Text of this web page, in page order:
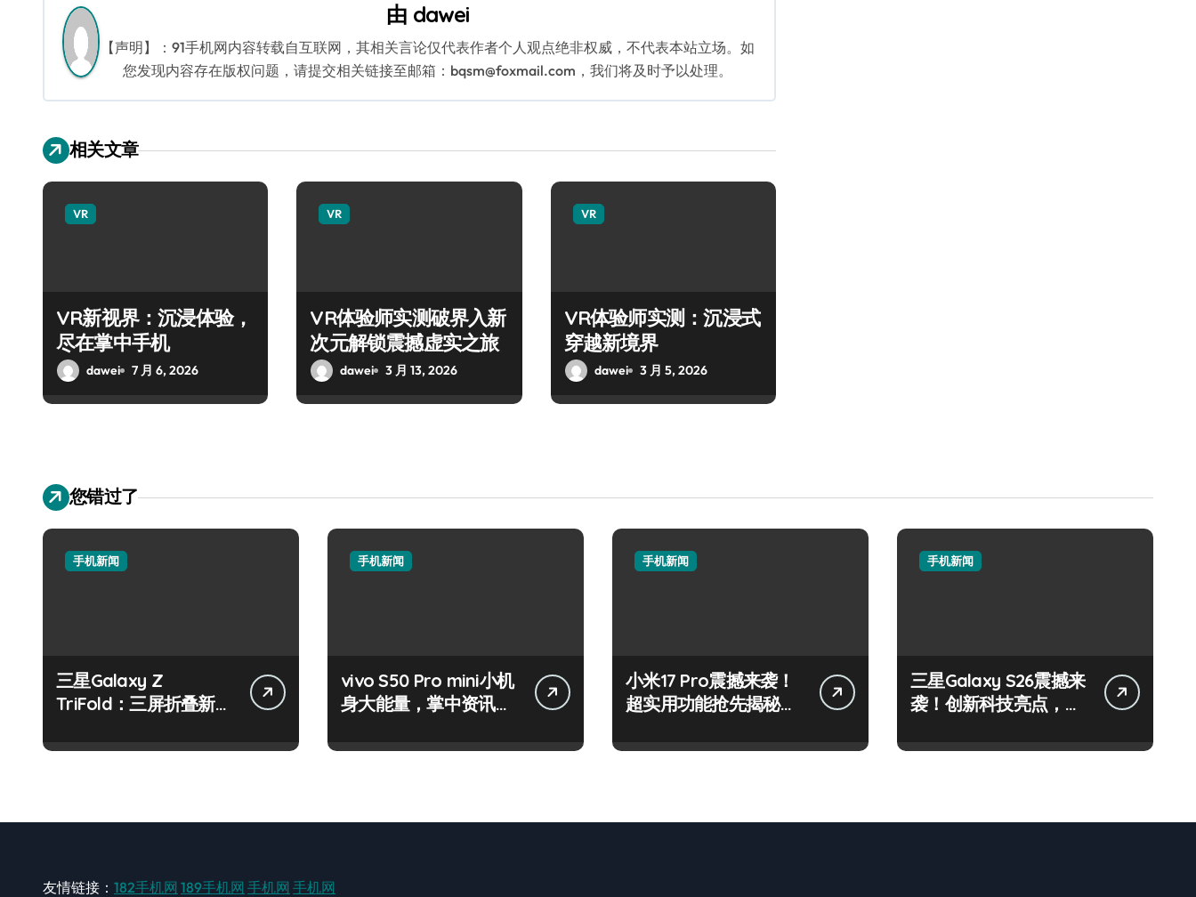
航
由 dawei
【声明】：91手机网内容转载自互联网，其相关言论仅代表作者个人观点绝非权威，不代表本站立场。如
您发现内容存在版权问题，请提交相关链接至邮箱：bqsm@foxmail.com，我们将及时予以处理。
相关文章
VR
VR新视界：沉浸体验，
尽在掌中手机
dawei 7 月 6, 2026
VR
VR体验师实测破界入新
次元解锁震撼虚实之旅
dawei 3 月 13, 2026
VR
VR体验师实测：沉浸式
穿越新境界
dawei 3 月 5, 2026
您错过了
手机新闻
三星Galaxy Z
TriFold：三屏折叠新境
手机新闻
vivo S50 Pro mini小机
身大能量，掌中资讯一
手机新闻
小米17 Pro震撼来袭！
超实用功能抢先揭秘，
手机新闻
三星Galaxy S26震撼来
袭！创新科技亮点，一
友情链接： 182手机网 189手机网 手机网 手机网